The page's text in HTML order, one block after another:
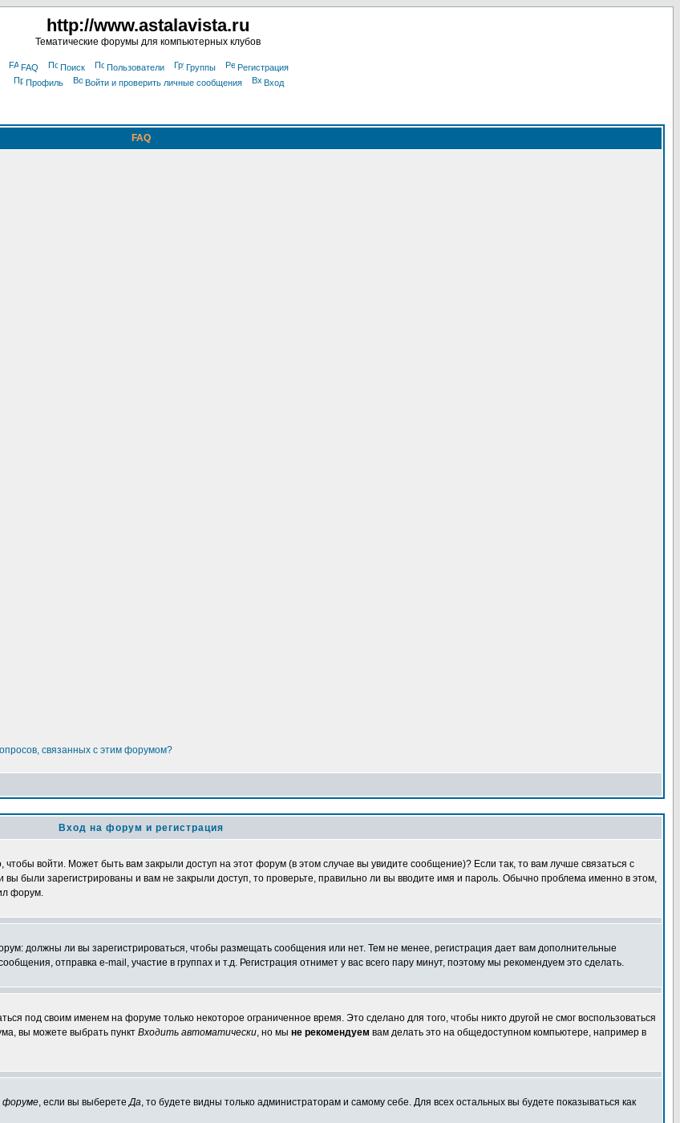
http://www.astalavista.ru
Тематические форумы для компьютерных клубов
FAQ Поиск Пользователи Группы
Регистрация
Профиль
Войти и проверить личные сообщения Вход
FAQ
связанных с этим форумом?
Вход на форум и регистрация
войти. Может быть вам закрыли доступ на этот форум (в этом случае вы увидите сообщение)? Если так, то вам лучше связаться с
были зарегистрированы и вам не закрыли доступ, то проверьте, правильно ли вы вводите имя и пароль. Обычно проблема именно в этом,
форум.
должны ли вы зарегистрироваться, чтобы размещать сообщения или нет. Тем не менее, регистрация дает вам дополнительные
отправка e-mail, участие в группах и т.д. Регистрация отнимет у вас всего пару минут, поэтому мы рекомендуем это сделать.
под своим именем на форуме только некоторое ограниченное время. Это сделано для того, чтобы никто другой не смог воспользоваться
вы можете выбрать пункт Входить автоматически, но мы не рекомендуем вам делать это на общедоступном компьютере, например в
форуме, если вы выберетеДа, то будете видны только администраторам и самому себе. Для всех остальных вы будете показываться как